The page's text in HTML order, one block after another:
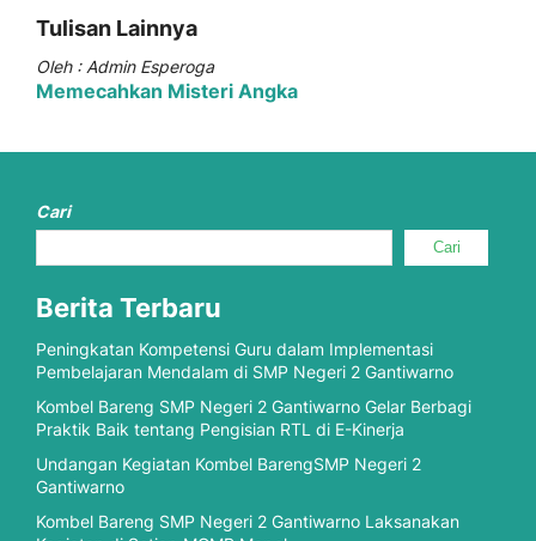
Tulisan Lainnya
Oleh : Admin Esperoga
Memecahkan Misteri Angka
Cari
Cari
Berita Terbaru
Peningkatan Kompetensi Guru dalam Implementasi
Pembelajaran Mendalam di SMP Negeri 2 Gantiwarno
Kombel Bareng SMP Negeri 2 Gantiwarno Gelar Berbagi
Praktik Baik tentang Pengisian RTL di E-Kinerja
Undangan Kegiatan Kombel BarengSMP Negeri 2
Gantiwarno
Kombel Bareng SMP Negeri 2 Gantiwarno Laksanakan